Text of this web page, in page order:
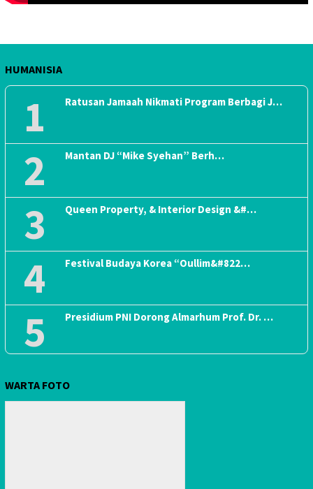
HUMANISIA
1 Ratusan Jamaah Nikmati Program Berbagi J…
2 Mantan DJ “Mike Syehan” Berh…
3 Queen Property, & Interior Design &#…
4 Festival Budaya Korea “Oullim&#822…
5 Presidium PNI Dorong Almarhum Prof. Dr. …
WARTA FOTO